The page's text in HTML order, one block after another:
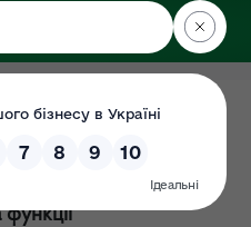
округу
функції